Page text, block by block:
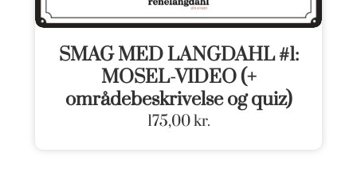
SMAG MED LANGDAHL #1:
MOSEL-VIDEO (+
områdebeskrivelse og quiz)
175,00kr.